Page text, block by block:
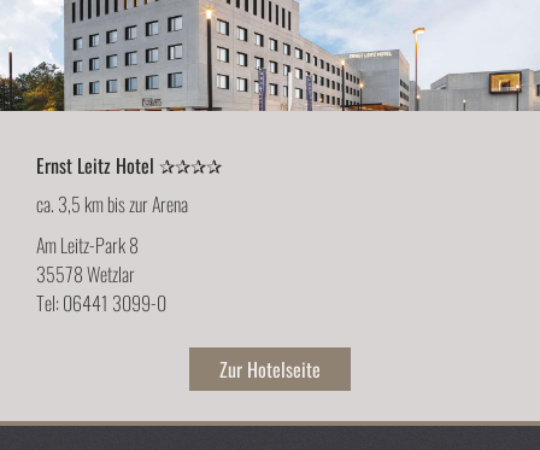
Ernst Leitz Hotel ✰✰✰✰
ca. 3,5 km bis zur Arena
Am Leitz-Park 8
35578 Wetzlar
Tel: 06441 3099-0
Zur Hotelseite